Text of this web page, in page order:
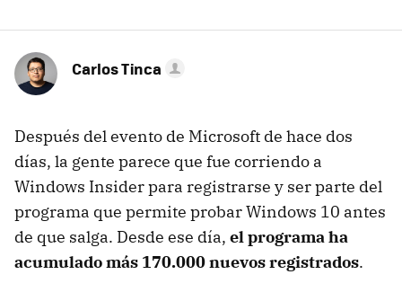
Carlos Tinca
Después del evento de Microsoft de hace dos
días, la gente parece que fue corriendo a
Windows Insider para registrarse y ser parte del
programa que permite probar Windows 10 antes
de que salga. Desde ese día, el programa ha
acumulado más 170.000 nuevos registrados.